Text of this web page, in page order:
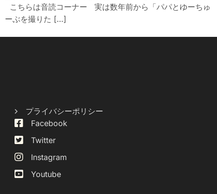
こちらは音読コーナー 実は数年前から「パパとゆーちゅ
ーぶを撮りた […]
プライバシーポリシー
Facebook
Twitter
Instagram
Youtube